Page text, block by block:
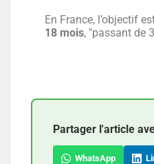
En France, l’objectif
18 mois, "passant de
Partager l'article
WhatsApp